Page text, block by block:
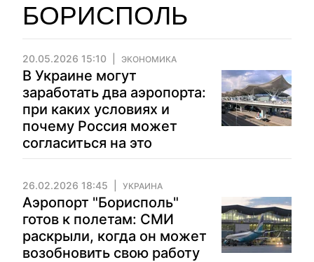
БОРИСПОЛЬ
20.05.2026 15:10 ЭКОНОМИКА
В Украине могут
заработать два аэропорта:
при каких условиях и
почему Россия может
согласиться на это
26.02.2026 18:45 УКРАИНА
Аэропорт "Борисполь"
готов к полетам: СМИ
раскрыли, когда он может
возобновить свою работу